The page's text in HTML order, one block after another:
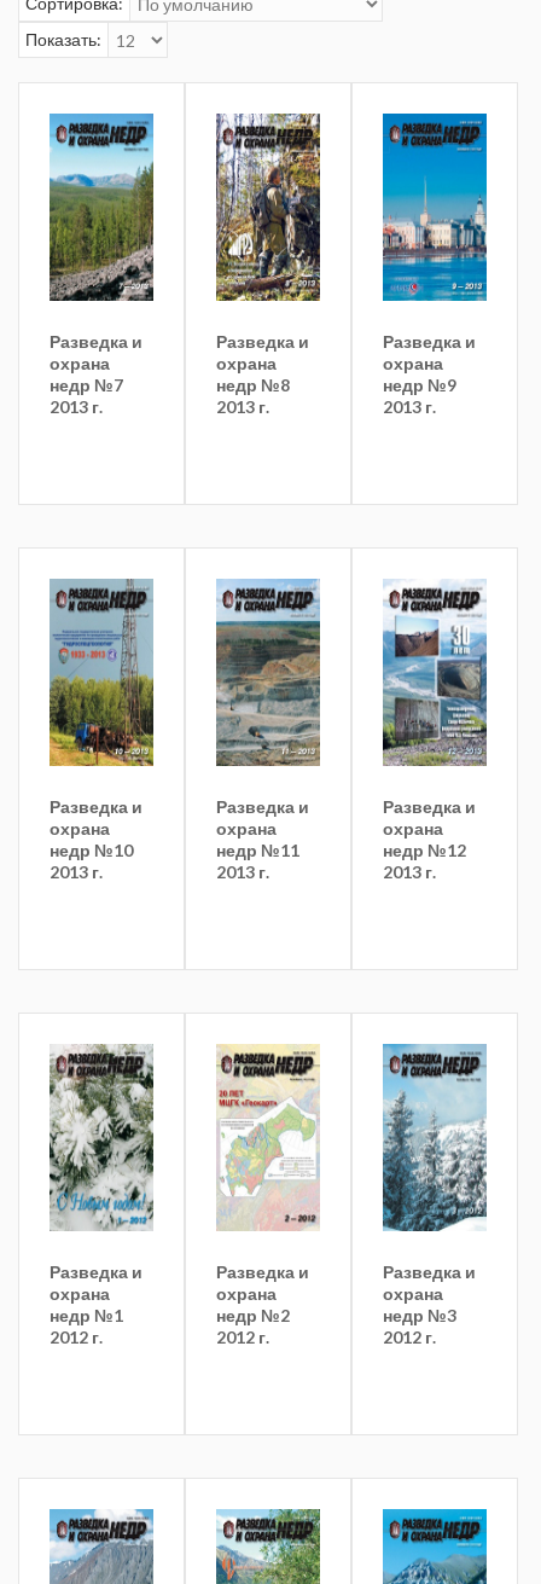
Показать:
Разведка и
охрана
недр №7
2013 г.
Разведка и
охрана
недр №8
2013 г.
Разведка и
охрана
недр №9
2013 г.
Разведка и
охрана
недр №10
2013 г.
Разведка и
охрана
недр №11
2013 г.
Разведка и
охрана
недр №12
2013 г.
Разведка и
охрана
недр №1
2012 г.
Разведка и
охрана
недр №2
2012 г.
Разведка и
охрана
недр №3
2012 г.